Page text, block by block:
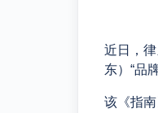
近日，
东）“品
该《指